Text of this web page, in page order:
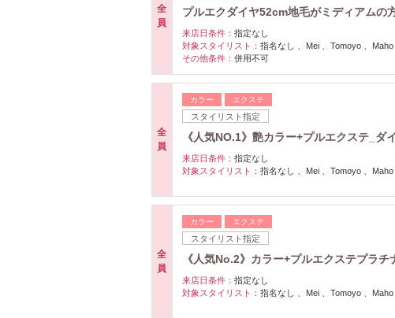
全
員
プルエクダイヤ52cm地毛がミディアムの
来店日条件： 指定なし
対象スタイリスト： 指名なし 、Mei 、Tomoyo 、
その他条件： 併用不可
全
員
カラー エクステ
スタイリスト指定
《人気NO.1》艶カラー+プルエクステ_
来店日条件： 指定なし
対象スタイリスト： 指名なし 、Mei 、Tomoyo 、
全
員
カラー エクステ
スタイリスト指定
《人気No.2》カラー+プルエクステプ
来店日条件： 指定なし
対象スタイリスト： 指名なし 、Mei 、Tomoyo 、